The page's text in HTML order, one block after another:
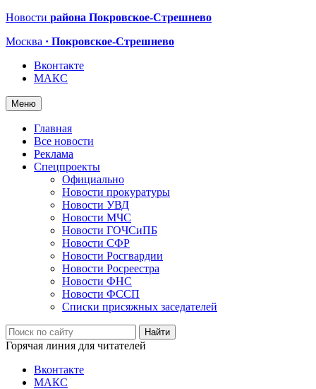
Новости района Покровское-Стрешнево
Москва · Покровское-Стрешнево
Вконтакте
МАКС
Меню
Главная
Все новости
Реклама
Спецпроекты
Официально
Новости прокуратуры
Новости УВД
Новости МЧС
Новости ГОЧСиПБ
Новости СФР
Новости Росгвардии
Новости Росреестра
Новости ФНС
Новости ФССП
Списки присяжных заседателей
Горячая линия для читателей
Вконтакте
МАКС